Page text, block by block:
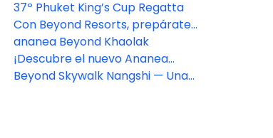
la bienvenida a la 37.ª Regata
Phuket King’s Cup por todo lo alto
37º Phuket King’s Cup Regatta
Con Beyond Resorts, prepárate
para Tailandia: un viaje donde los
sabores serán tu guía.
ananea Beyond Khaolak
¡Descubre el nuevo Ananea
Beyond Khaolak!
Beyond Skywalk Nangshi — Una